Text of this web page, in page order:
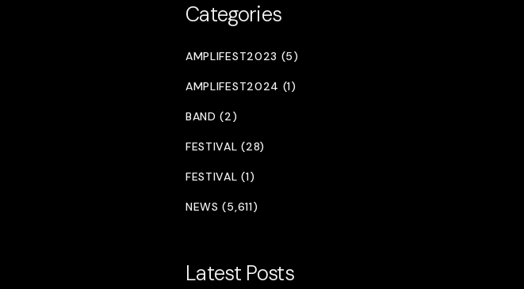
Categories
AMPLIFEST2023 (5)
AMPLIFEST2024 (1)
BAND (2)
FESTIVAL (28)
FESTIVAL (1)
NEWS (5,611)
Latest Posts